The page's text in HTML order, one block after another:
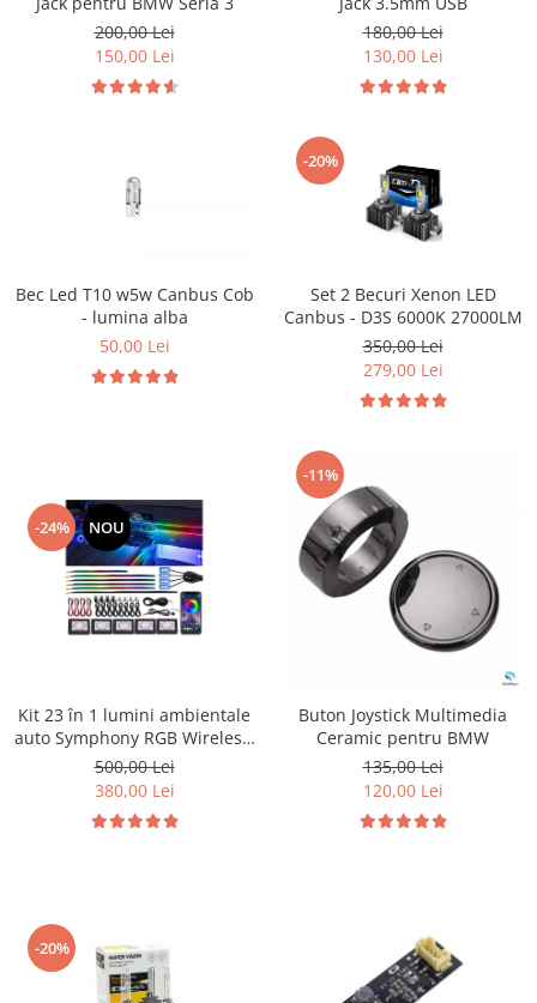
200,00 Lei
150,00 Lei
180,00 Lei
130,00 Lei
Bec Led T10 w5w Canbus Cob
- lumina alba
50,00 Lei
-20%
Set 2 Becuri Xenon LED
Canbus - D3S 6000K 27000LM
350,00 Lei
279,00 Lei
-24% NOU
Kit 23 în 1 lumini ambientale
auto Symphony RGB Wireless,
benzi acrilice LED, control
Bluetooth prin aplicație,
sincronizare muzică, Welcome
Light
500,00 Lei
380,00 Lei
-11%
Buton Joystick Multimedia
Ceramic pentru BMW
135,00 Lei
120,00 Lei
-20%